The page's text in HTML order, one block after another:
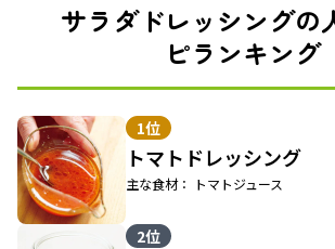
サラダドレッシングの
ピランキング
1位
トマトドレッシング
主な食材： トマトジュース
2位